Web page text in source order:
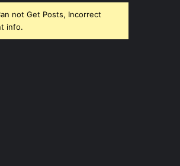
not Get Posts, Incorrect
info.